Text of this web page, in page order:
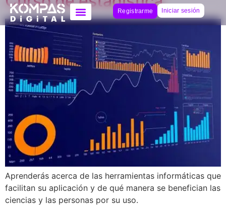
Registrarme Iniciar sesión
Aprenderás acerca de las herramientas informáticas que
facilitan su aplicación y de qué manera se benefician las
ciencias y las personas por su uso.